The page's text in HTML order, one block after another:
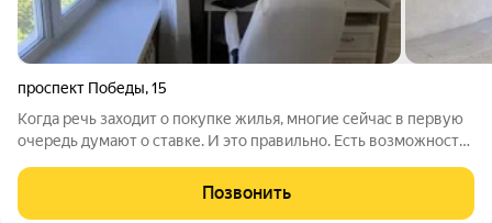
проспект Победы,15
Когда речь заходит о покупке жилья, многие сейчас в первую
очередь думают о ставке. И это правильно. Есть возможность
жилая комната 17 м
Позвонить